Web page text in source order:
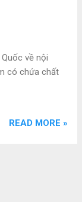
về nội
có chứa chất
READ MORE »